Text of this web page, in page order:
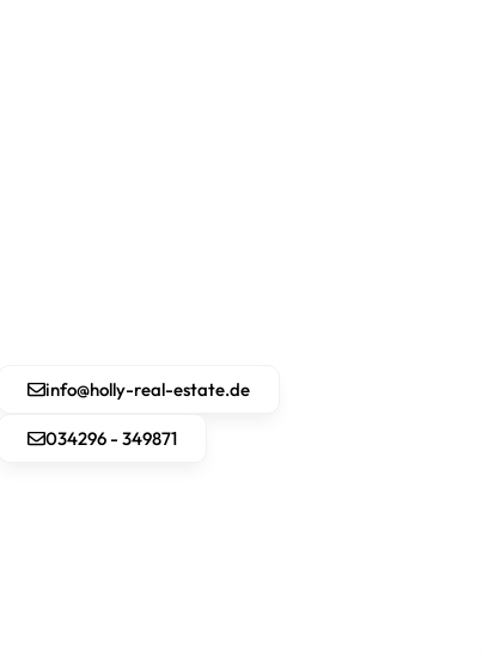
info@holly-real-estate.de
034296 - 349871